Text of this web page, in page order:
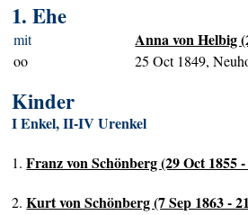
1. Ehe
mit Anna von Helbig
oo 25 Oct 1849,
Kinder
I Enkel, II-IV Urenkel
1.Franz von Schönberg (29 Oct 1855
2.Kurt von Schönberg (7 Sep 1863 -